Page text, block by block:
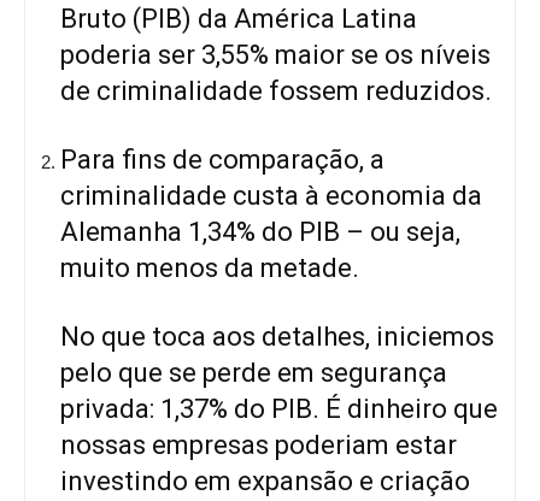
Bruto (PIB) da América Latina
poderia ser 3,55% maior se os níveis
de criminalidade fossem reduzidos.
Para fins de comparação, a
criminalidade custa à economia da
Alemanha 1,34% do PIB – ou seja,
muito menos da metade.
No que toca aos detalhes, iniciemos
pelo que se perde em segurança
privada: 1,37% do PIB. É dinheiro que
nossas empresas poderiam estar
investindo em expansão e criação